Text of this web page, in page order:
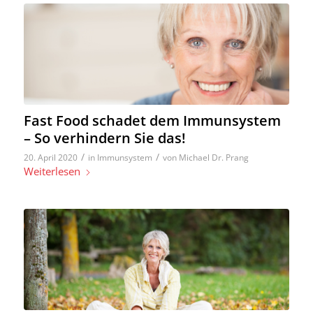
Fast Food schadet dem Immunsystem
– So verhindern Sie das!
20. April 2020 / in Immunsystem / von Michael Dr. Prang
Weiterlesen